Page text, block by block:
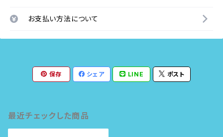
お支払い方法について
保存 シェア LINE ポスト
最近チェックした商品